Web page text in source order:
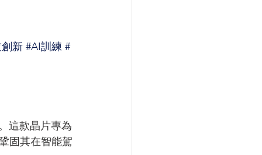
新 #AI訓練 #
這款晶片專為
固其在智能駕